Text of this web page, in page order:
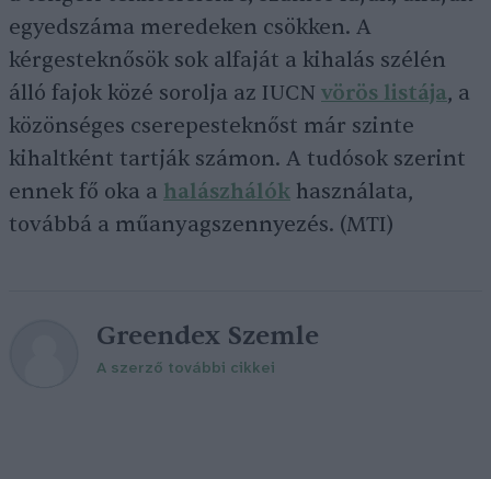
egyedszáma meredeken csökken. A
kérgesteknősök sok alfaját a kihalás szélén
álló fajok közé sorolja az IUCN vörös listája, a
közönséges cserepesteknőst már szinte
kihaltként tartják számon. A tudósok szerint
ennek fő oka a halászhálók használata,
továbbá a műanyagszennyezés. (MTI)
Greendex Szemle
A szerző további cikkei